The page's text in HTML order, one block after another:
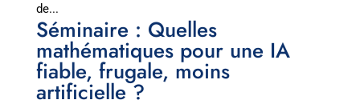
de...
Séminaire : Quelles
mathématiques pour une IA
fiable, frugale, moins
artificielle ?